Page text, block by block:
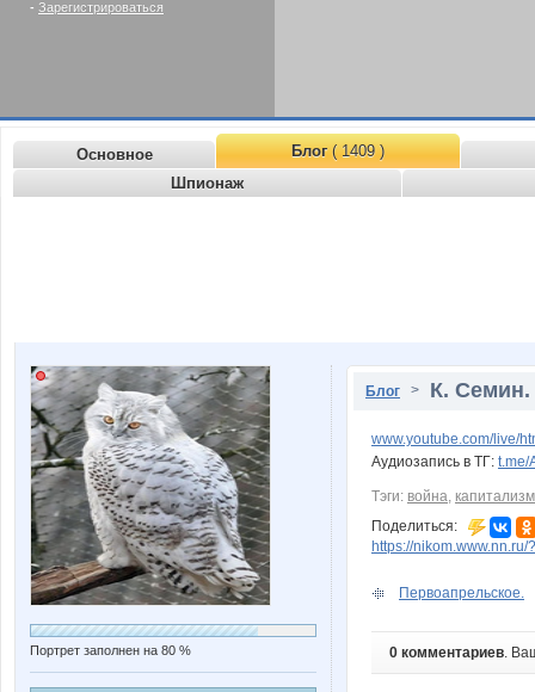
- Зарегистрироваться
Основное Блог( 1409 )
Шпионаж
Портрет заполнен на 80 %
Блог > К. Семин.
www.youtube.com/live/
Аудиозапись в ТГ: t.me/
Тэги: война, капитализм
Поделиться:
https://nikom.www.nn.ru/
Первоапрельское.
0 комментариев.